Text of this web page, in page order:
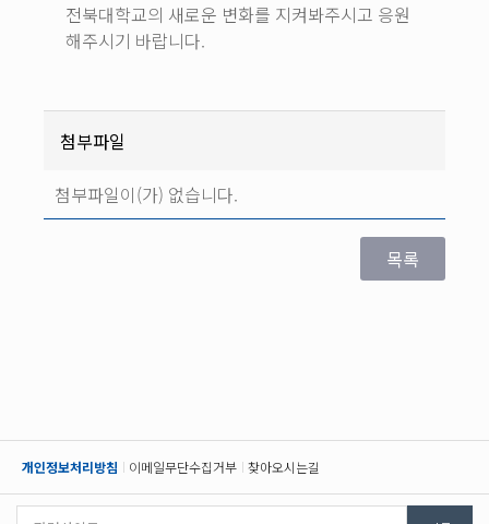
전북대학교의 새로운 변화를 지켜봐주시고 응원
해주시기 바랍니다.
첨부파일
첨부파일이(가) 없습니다.
개인정보처리방침 이메일무단수집거부 찾아오시는길